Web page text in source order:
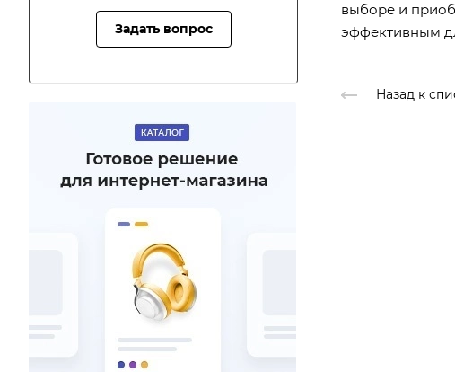
выборе и
эффективным
Назад к
Задать вопрос